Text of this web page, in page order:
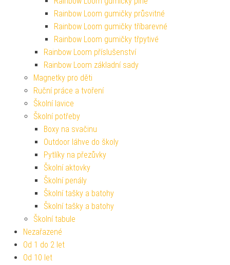
Rainbow Loom gumičky průsvitné
Rainbow Loom gumičky tříbarevné
Rainbow Loom gumičky třpytivé
Rainbow Loom příslušenství
Rainbow Loom základní sady
Magnetky pro děti
Ruční práce a tvoření
Školní lavice
Školní potřeby
Boxy na svačinu
Outdoor láhve do školy
Pytlíky na přezůvky
Školní aktovky
Školní penály
Školní tašky a batohy
Školní tašky a batohy
Školní tabule
Nezařazené
Od 1 do 2 let
Od 10 let